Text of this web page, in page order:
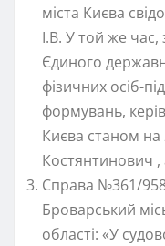
міста Києва
І.В. У той же час,
Єдиного
фізичних осіб-
формувань,
Києва станом
Костянтинович ,
Справа №361/
Броварський
області: «У